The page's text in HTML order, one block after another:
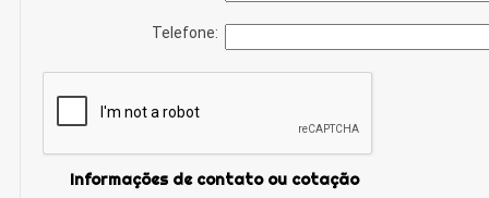
Telefone:
Informações de contato ou cotação